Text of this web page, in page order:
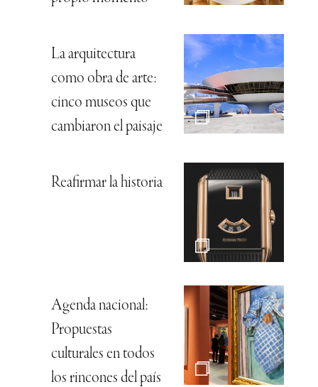
La arquitectura
como obra de arte:
cinco museos que
cambiaron el paisaje
Reafirmar la historia
Agenda nacional:
Propuestas
culturales en todos
los rincones del país